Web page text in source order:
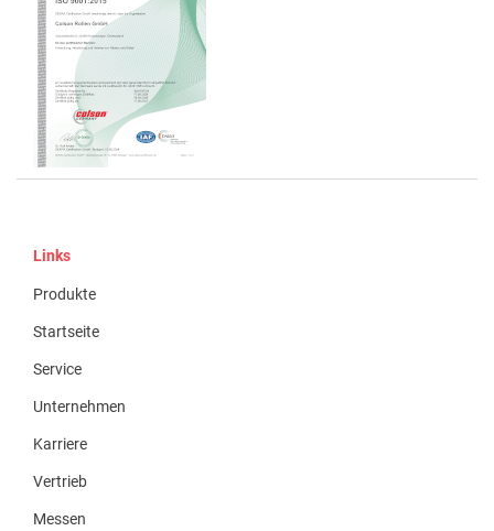
Links
Produkte
Startseite
Service
Unternehmen
Karriere
Vertrieb
Messen